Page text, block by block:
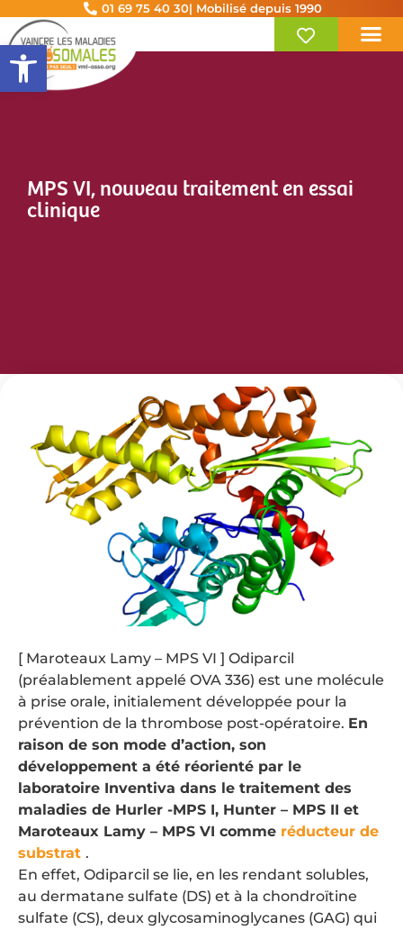
Ouvrir la barre d’outils
01 69 75 40 30| Mobilisé depuis 1990
MPS VI, nouveau traitement en essai
clinique
[ Maroteaux Lamy – MPS VI ] Odiparcil
(préalablement appelé OVA 336) est une molécule
à prise orale, initialement développée pour la
prévention de la thrombose post-opératoire. En
raison de son mode d’action, son
développement a été réorienté par le
laboratoire Inventiva dans le traitement des
maladies de Hurler -MPS I, Hunter – MPS II et
Maroteaux Lamy – MPS VI comme réducteur de
substrat .
En effet, Odiparcil se lie, en les rendant solubles,
au dermatane sulfate (DS) et à la chondroïtine
sulfate (CS), deux glycosaminoglycanes (GAG) qui